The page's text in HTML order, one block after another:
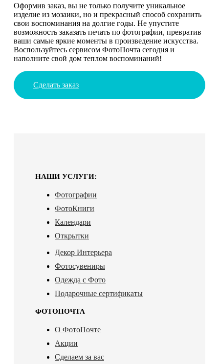
Оформив заказ, вы не только получите уникальное
изделие из мозаики, но и прекрасный способ сохранить
свои воспоминания на долгие годы. Не упустите
возможность заказать печать по фотографии, превратив
ваши самые яркие моменты в произведение искусства.
Воспользуйтесь сервисом ФотоПочта сегодня и
наполните свой дом теплом воспоминаний!
Сделать заказ
НАШИ УСЛУГИ:
Фотографии
ФотоКниги
Календари
Открытки
Декор Интерьера
Фотосувениры
Одежда с Фото
Подарочные сертификаты
ФОТОПОЧТА
О ФотоПочте
Акции
Сделаем за вас